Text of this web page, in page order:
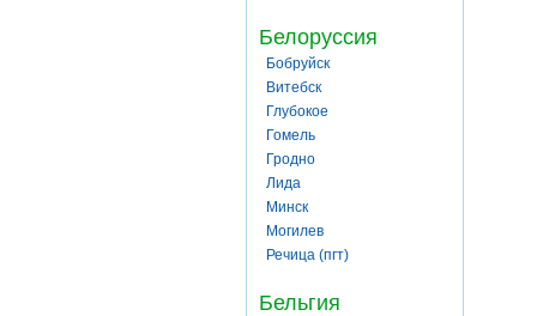
Белоруссия
Бобруйск
Витебск
Глубокое
Гомель
Гродно
Лида
Минск
Могилев
Речица (пгт)
Бельгия